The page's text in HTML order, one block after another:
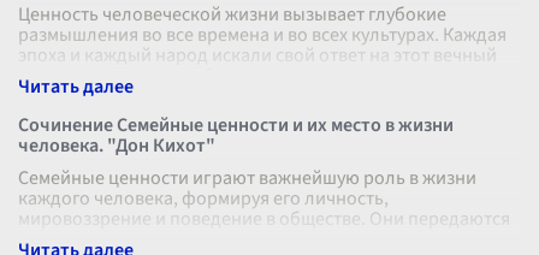
Ценность человеческой жизни вызывает глубокие
размышления во все времена и во всех культурах. Каждая
эпоха и каждый народ искали свой ответ на этот вечный
вопрос, придавая особое з
Сочинение Семейные ценности и их место в жизни
человека. "Дон Кихот"
Семейные ценности играют важнейшую роль в жизни
каждого человека, формируя его личность,
мировоззрение и поведение в обществе. Они передаются
из поколения в поколение, наполняя смы